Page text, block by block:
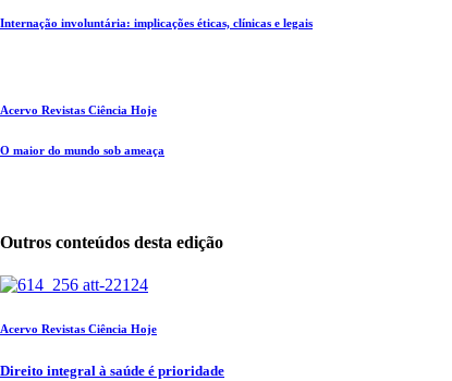
Internação involuntária: implicações éticas, clínicas e legais
Acervo Revistas Ciência Hoje
O maior do mundo sob ameaça
Outros conteúdos desta edição
Acervo Revistas Ciência Hoje
Direito integral à saúde é prioridade